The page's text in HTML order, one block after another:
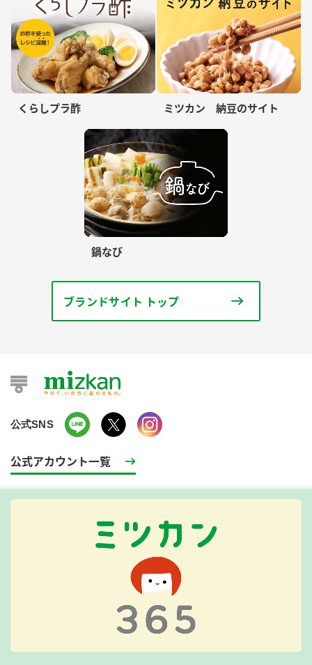
くらしプラ酢 ミツカン 納豆のサイト
鍋なび
ブランドサイト トップ
公式SNS
公式アカウント一覧